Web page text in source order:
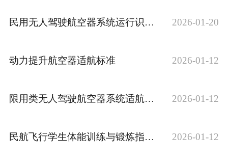
民用无人驾驶航空器系统运行识别规范 2026-01-20
动力提升航空器适航标准 2026-01-12
限用类无人驾驶航空器系统适航标准 2026-01-12
民航飞行学生体能训练与锻炼指南（试行） 2026-01-12